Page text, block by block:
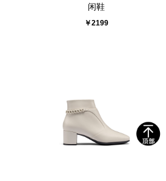
闲鞋
￥2199